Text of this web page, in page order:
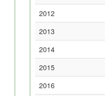
2012
2013
2014
2015
2016